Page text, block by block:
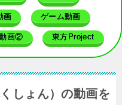
画 ゲーム動画
画② 東方Project
しょん）の動画を